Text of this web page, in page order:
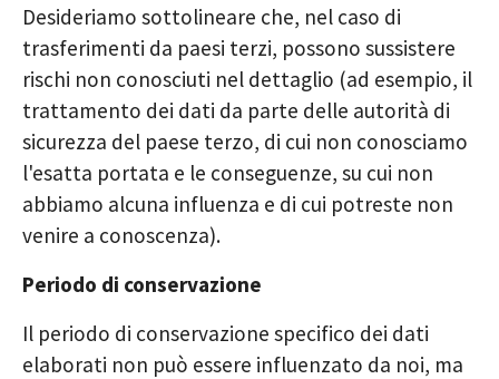
Desideriamo sottolineare che, nel caso di
trasferimenti da paesi terzi, possono sussistere
rischi non conosciuti nel dettaglio (ad esempio, il
trattamento dei dati da parte delle autorità di
sicurezza del paese terzo, di cui non conosciamo
l'esatta portata e le conseguenze, su cui non
abbiamo alcuna influenza e di cui potreste non
venire a conoscenza).
Periodo di conservazione
Il periodo di conservazione specifico dei dati
elaborati non può essere influenzato da noi, ma